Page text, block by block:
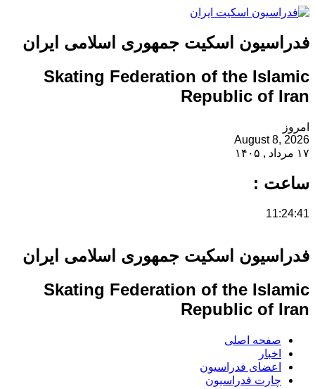
فدراسیون اسکیت جمهوری اسلامی ایران
Skating Federation of the Islamic
Republic of Iran
امروز
August 8, 2026
۱۷ مرداد , ۱۴۰۵
ساعت :
11:24:41
فدراسیون اسکیت جمهوری اسلامی ایران
Skating Federation of the Islamic
Republic of Iran
صفحه اصلی
اخبار
اعضای فدراسیون
چارت فدراسیون